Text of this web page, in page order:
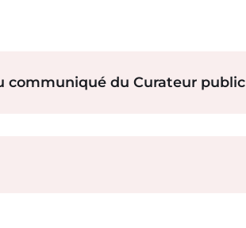
communiqué du Curateur public